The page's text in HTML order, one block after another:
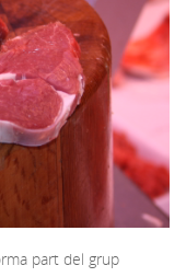
part del grup